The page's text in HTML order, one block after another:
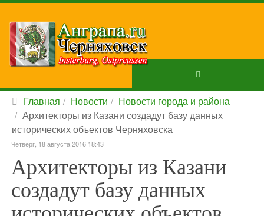
Главная Новости
Новости города и района
Архитекторы из Казани создадут базу данных
исторических объектов Черняховска
Четверг, 18 августа 2016 18:43
Архитекторы из Казани
создадут базу данных